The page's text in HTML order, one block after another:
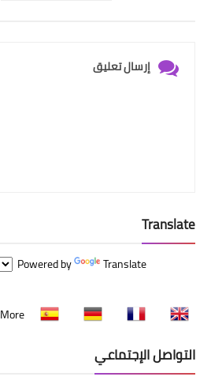
إرسال تعليق
Translate
Powered by Translate
More
التواصل الإجتماعي